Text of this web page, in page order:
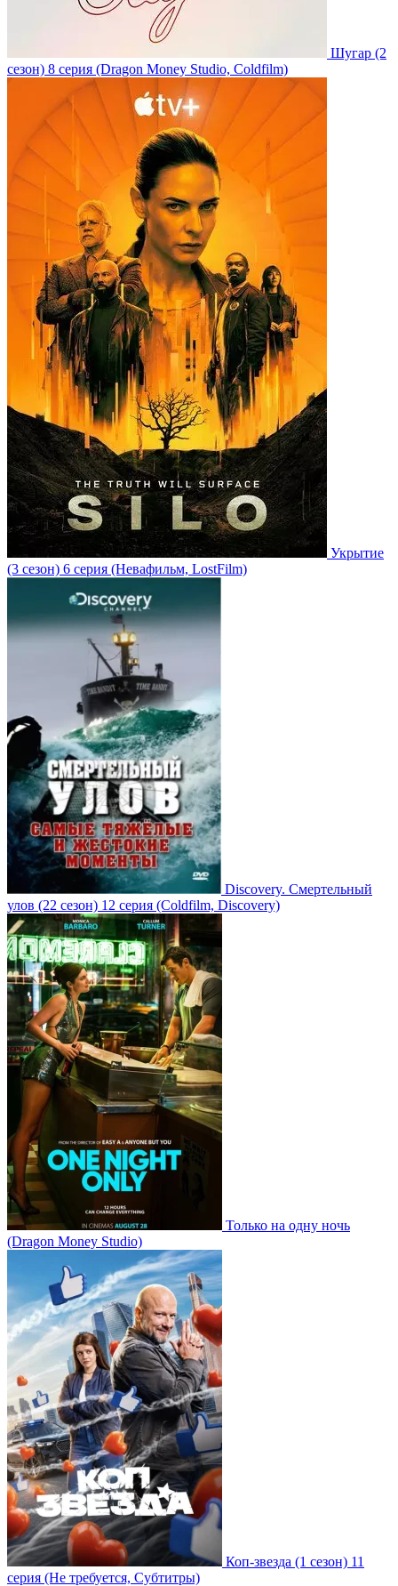
Шугар (2
сезон) 8 серия (Dragon Money Studio, Coldfilm)
Укрытие
(3 сезон) 6 серия (Невафильм, LostFilm)
Discovery. Смертельный
улов (22 сезон) 12 серия (Coldfilm, Discovery)
Только на одну ночь
(Dragon Money Studio)
Коп-звезда (1 сезон) 11
серия (Не требуется, Субтитры)